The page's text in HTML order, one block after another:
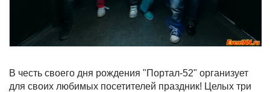
В честь своего дня рождения "Портал-52" организует
для своих любимых посетителей праздник! Целых три